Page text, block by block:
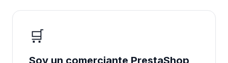
🛒
Soy un comerciante PrestaShop